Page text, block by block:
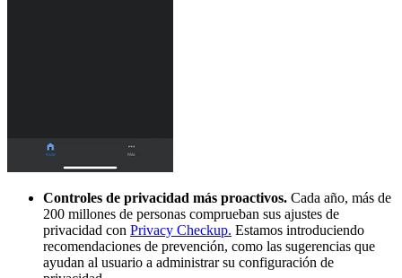
Controles de privacidad más proactivos. Cada año, más de
200 millones de personas comprueban sus ajustes de
privacidad con Privacy Checkup. Estamos introduciendo
recomendaciones de prevención, como las sugerencias que
ayudan al usuario a administrar su configuración de